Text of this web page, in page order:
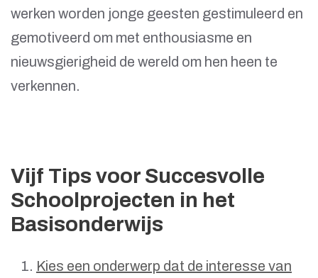
werken worden jonge geesten gestimuleerd en
gemotiveerd om met enthousiasme en
nieuwsgierigheid de wereld om hen heen te
verkennen.
Vijf Tips voor Succesvolle
Schoolprojecten in het
Basisonderwijs
Kies een onderwerp dat de interesse van